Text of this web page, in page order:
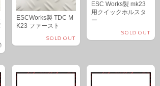
ESCWorks製 TDC M
K23 ファースト
SOLD OUT
ESC Works製 mk23
用クイックホルスタ
ー
SOLD OUT